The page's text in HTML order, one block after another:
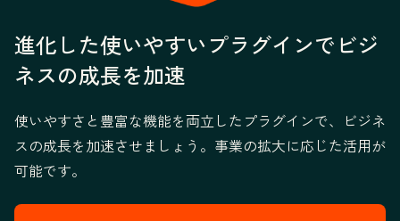
進化した使いやすいプラグインでビジ
ネスの成長を加速
使いやすさと豊富な機能を両立したプラグインで、ビジネ
スの成長を加速させましょう。事業の拡大に応じた活用が
可能です。